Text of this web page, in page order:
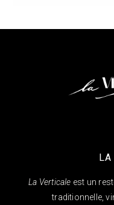
La Verticale est un
traditionnelle,